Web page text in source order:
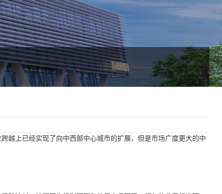
越上已经实现了向中西部中心城市的扩展，但是市场广度更大的中